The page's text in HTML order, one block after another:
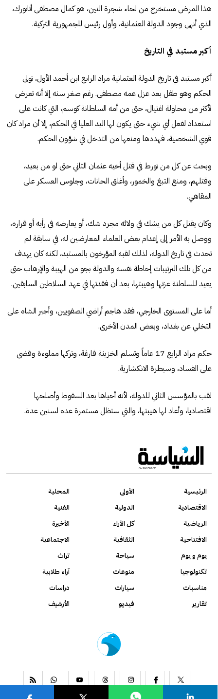
هذا المرض مستخرج من لحاء شجرة التين، هو كمال مصطفى أتاتورك،
الذي أنهى وجود الدولة العثمانية، وأول رئيس للجمهورية التركية.
أكبر مستبد في التاريخ
أكبر مستبد في تاريخ الدولة العثمانية مراد الرابع ابن أحمد الأول، تولى
الحكم وهو طفل بعد عزل عمه مصطفى. رغم صغر سنه إلا أنه تعرض
لأكثر من محاولة اغتيال، حتى من أمه السلطانة كوسم، التي كانت على
استعداد لفعل أي شيء حتى يكون لها اليد العليا في الحكم، إلا أن مراد كان
قوي الشخصية، فهددها ومنعها من التدخل في شؤون الحكم.
وبحث عن كل من تورط في قتل أخيه عثمان الثاني حتى لو من بعيد،
وقتلهم، ومنع التبغ والخمور، وأغلق الحانات، وجلوس العسكر على
المقاهي.
وكان يقتل كل من يشك في ولائه مجرد شك، أو يعارضه في رأيه أو قراره،
ووصل به الأمر إلى إعدام بعض العلماء المعارضين له، في سابقة لم
تحدث في تاريخ الدولة، لذلك لقبه المؤرخون بالمستبد، لكنه كان يهدف
من كل تلك الترتيبات إحاطة نفسه والدولة بجو من الهيبة والإرهاب حتى
يعيد للسلطنة عزتها وهيبتها، بعد أن فقدتها في عهد السلاطين السابقين.
أما على المستوى الخارجي، فقد هاجم أراضي الصفويين، وأجبر الشاه على
التخلي عن بغداد، وبعض المدن الأخرى.
حكم مراد الرابع 17 عاماً وتسلم الخزينة فارغة، وتركها مملوءة وقضى
على الفساد، وسيطرة الانكشارية.
لقب بالمؤسس الثاني للدولة، لأنه أحياها بعد السقوط وأصلحها
اقتصاديا، وأعاد لها هيبتها، والتي ستظل مستمرة عده لسنين عدة.
الرئيسية الأولى
المحلية
الاقتصادية
الدولية
الفنية
الرياضية
كل الآراء
الأخيرة
الافتتاحية
الثقافية
الاجتماعية
يوم و يوم
سياحة
تراث
تكنولوجيا
منوعات
آراء طلابية
مناسبات
سيارات
دراسات
تقارير
فيديو الأرشيف